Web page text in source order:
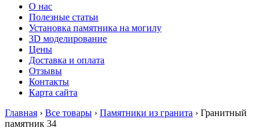
О нас
Полезные статьи
Установка памятника на могилу
3D моделирование
Цены
Доставка и оплата
Отзывы
Контакты
Карта сайта
Главная › Все товары › Памятники из гранита › Гранитный
памятник 34